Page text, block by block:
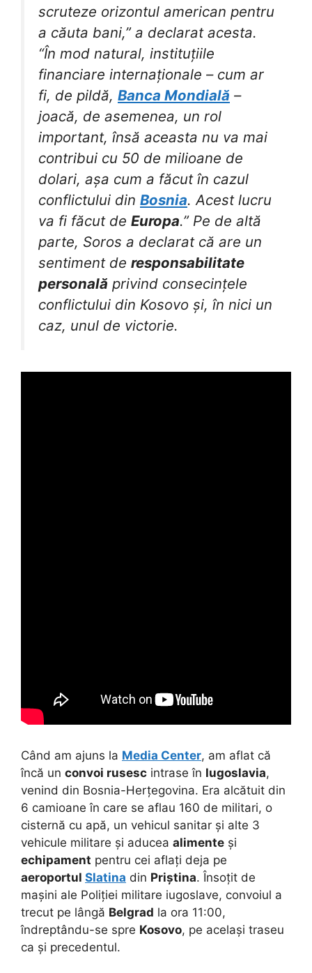
scruteze orizontul american pentru
a căuta bani,” a declarat acesta.
“În mod natural, instituțiile
financiare internaționale – cum ar
fi, de pildă, Banca Mondială –
joacă, de asemenea, un rol
important, însă aceasta nu va mai
contribui cu 50 de milioane de
dolari, așa cum a făcut în cazul
conflictului din Bosnia. Acest lucru
va fi făcut de Europa.” Pe de altă
parte, Soros a declarat că are un
sentiment de responsabilitate
personală privind consecințele
conflictului din Kosovo și, în nici un
caz, unul de victorie.
Când am ajuns la Media Center, am aflat că
încă un convoi rusesc intrase în Iugoslavia,
venind din Bosnia-Herțegovina. Era alcătuit din
6 camioane în care se aflau 160 de militari, o
cisternă cu apă, un vehicul sanitar și alte 3
vehicule militare și aducea alimente și
echipament pentru cei aflați deja pe
aeroportul Slatina din Priștina. Însoțit de
mașini ale Poliției militare iugoslave, convoiul a
trecut pe lângă Belgrad la ora 11:00,
îndreptându-se spre Kosovo, pe același traseu
ca și precedentul.